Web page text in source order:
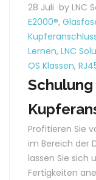
28 Juli by LNC
E2000®,
Lernen, LNC
OS Klassen,
Profitieren Sie
im Bereich der
lassen Sie sich
Fertigkeiten